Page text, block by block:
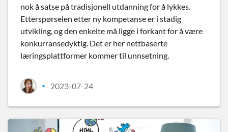
nok å satse på tradisjonell utdanning for å lykkes.
Etterspørselen etter ny kompetanse er i stadig
utvikling, og den enkelte må ligge i forkant for å være
konkurransedyktig. Det er her nettbaserte
læringsplattformer kommer til unnsetning.
• 2023-07-24